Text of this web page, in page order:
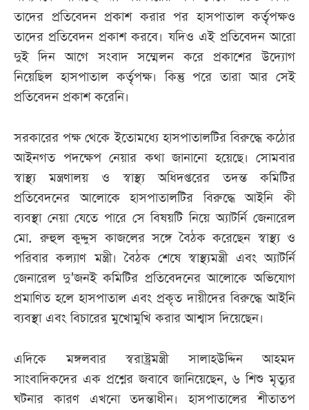
তাদের প্রতিবেদন প্রকাশ করার পর হাসপাতাল কর্তৃপক্ষও
তাদের প্রতিবেদন প্রকাশ করবে। যদিও এই প্রতিবেদন আরো
দুই দিন আগে সংবাদ সম্মেলন করে প্রকাশের উদ্যোগ
নিয়েছিল হাসপাতাল কর্তৃপক্ষ। কিন্তু পরে তারা আর সেই
প্রতিবেদন প্রকাশ করেনি।
সরকারের পক্ষ থেকে ইতোমধ্যে হাসপাতালটির বিরুদ্ধে কঠোর
আইনগত পদক্ষেপ নেয়ার কথা জানানো হয়েছে। সোমবার
স্বাস্থ্য মন্ত্রণালয় ও স্বাস্থ্য অধিদপ্তরের তদন্ত কমিটির
প্রতিবেদনের আলোকে হাসপাতালটির বিরুদ্ধে আইনি কী
ব্যবস্থা নেয়া যেতে পারে সে বিষয়টি নিয়ে অ্যাটর্নি জেনারেল
মো. রুহুল কুদ্দুস কাজলের সঙ্গে বৈঠক করেছেন স্বাস্থ্য ও
পরিবার কল্যাণ মন্ত্রী। বৈঠক শেষে স্বাস্থ্যমন্ত্রী এবং অ্যাটর্নি
জেনারেল দু’জনই কমিটির প্রতিবেদনের আলোকে অভিযোগ
প্রমাণিত হলে হাসপাতাল এবং প্রকৃত দায়ীদের বিরুদ্ধে আইনি
ব্যবস্থা এবং বিচারের মুখোমুখি করার আশ্বাস দিয়েছেন।
এদিকে মঙ্গলবার স্বরাষ্ট্রমন্ত্রী সালাহউদ্দিন আহমদ
সাংবাদিকদের এক প্রশ্নের জবাবে জানিয়েছেন, ৬ শিশু মৃত্যুর
ঘটনার কারণ এখনো তদন্তাধীন। হাসপাতালের শীতাতপ